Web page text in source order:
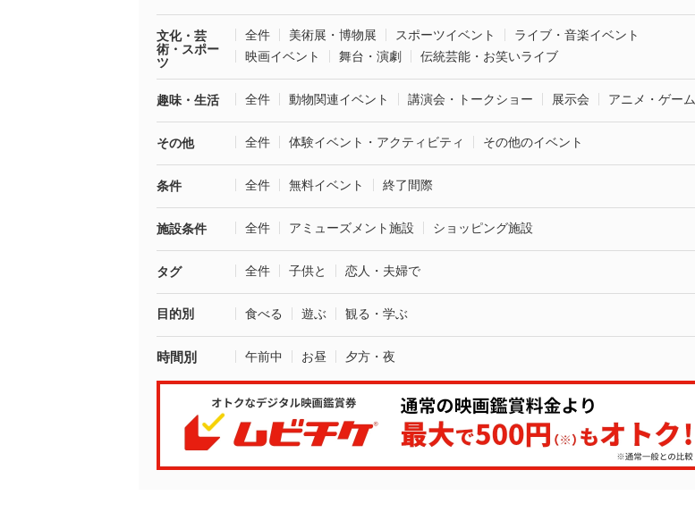
文化・芸
術・スポー
ツ
全件 美術展・博物展 スポーツイベント
ライブ・音楽イベント
映画イベント
舞台・演劇 伝統芸能・お笑いライブ
趣味・生活 全件 動物関連イベント 講演会・トークショー 展示会 アニメ・ゲーム
その他 全件 体験イベント・アクティビティ その他のイベント
条件 全件 無料イベント 終了間際
施設条件 全件 アミューズメント施設 ショッピング施設
タグ 全件 子供と 恋人・夫婦で
目的別 食べる 遊ぶ 観る・学ぶ
時間別 午前中 お昼 夕方・夜